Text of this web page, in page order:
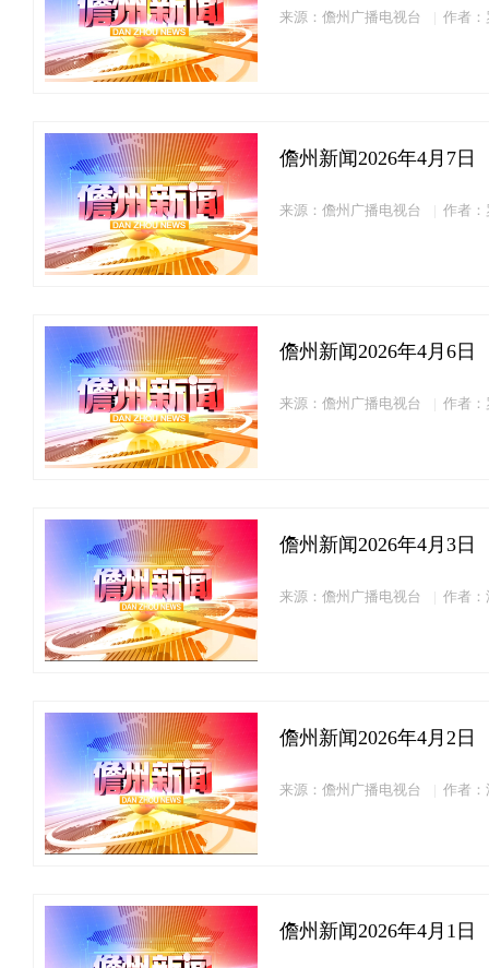
来源：儋州广播电视台 作者：
儋州新闻2026年4月7日
来源：儋州广播电视台 作者：
儋州新闻2026年4月6日
来源：儋州广播电视台 作者：
儋州新闻2026年4月3日
来源：儋州广播电视台 作者：
儋州新闻2026年4月2日
来源：儋州广播电视台 作者：
儋州新闻2026年4月1日